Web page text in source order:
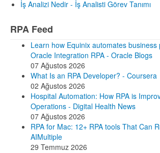
İş Analizi Nedir - İş Analisti Görev Tanımı
RPA Feed
Learn how Equinix automates business
Oracle Integration RPA - Oracle Blogs
07 Ağustos 2026
What Is an RPA Developer? - Coursera
02 Ağustos 2026
Hospital Automation: How RPA is
Operations - Digital Health News
07 Ağustos 2026
RPA for Mac: 12+ RPA tools That Can
AIMultiple
29 Temmuz 2026